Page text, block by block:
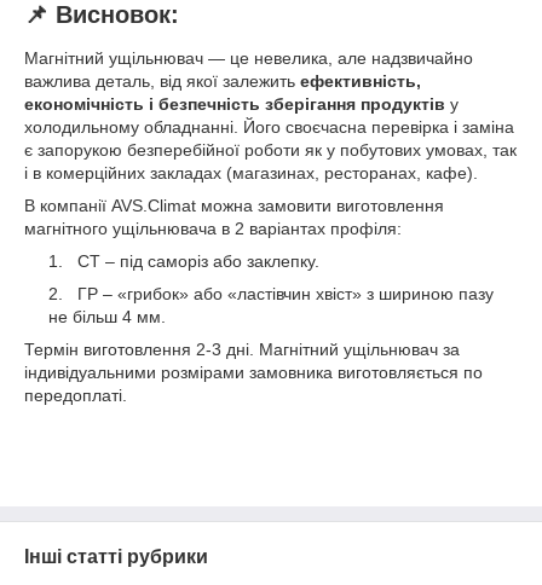
📌 Висновок:
Магнітний ущільнювач — це невелика, але надзвичайно
важлива деталь, від якої залежить ефективність,
економічність і безпечність зберігання продуктів у
холодильному обладнанні. Його своєчасна перевірка і заміна
є запорукою безперебійної роботи як у побутових умовах, так
і в комерційних закладах (магазинах, ресторанах, кафе).
В компанії AVS.Climat можна замовити виготовлення
магнітного ущільнювача в 2 варіантах профіля:
СТ – під саморіз або заклепку.
ГР – «грибок» або «ластівчин хвіст» з шириною пазу
не більш 4 мм.
Термін виготовлення 2-3 дні. Магнітний ущільнювач за
індивідуальними розмірами замовника виготовляється по
передоплаті.
Інші статті рубрики